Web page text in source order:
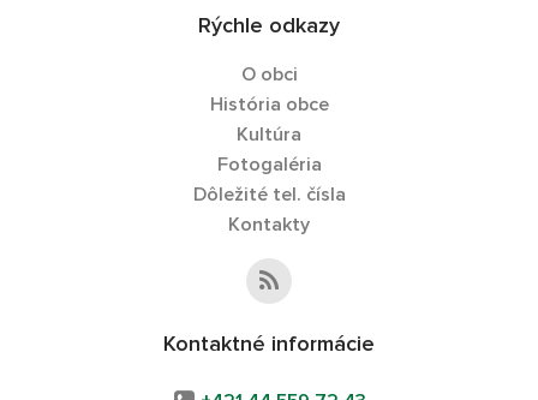
Rýchle odkazy
O obci
História obce
Kultúra
Fotogaléria
Dôležité tel. čísla
Kontakty
Kontaktné informácie